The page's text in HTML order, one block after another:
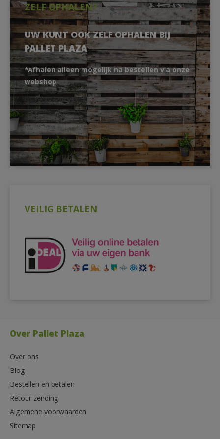
ZELF OPHALEN?
UW KUNT OOK ZELF OPHALEN BIJ
PALLET PLAZA
*Afhalen alleen mogelijk na bestellen via onze
webshop
VEILIG BETALEN
Over Pallet Plaza
Over ons
Blog
Bestellen en betalen
Retour zending
Algemene voorwaarden
Sitemap